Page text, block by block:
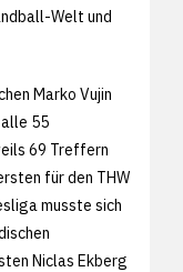
Welt und
Marko Vujin
55
69 Treffern
für den THW
musste sich
Niclas Ekberg